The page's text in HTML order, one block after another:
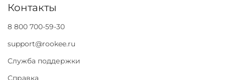
Контакты
8 800 700-59-30
support@rookee.ru
Служба поддержки
Справка